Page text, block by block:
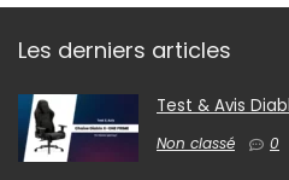
Les derniers articles
Test & Avis
Non classé 0